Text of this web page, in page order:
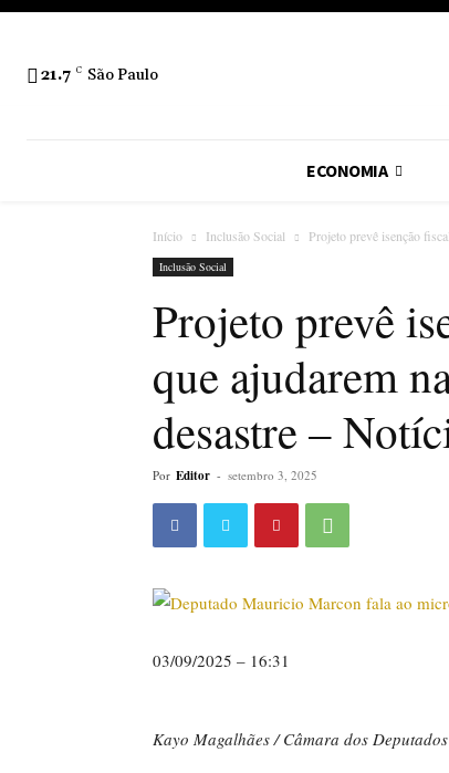
21.7 C São Paulo
ECONOMIA
Início Inclusão Social Projeto prevê isenção
Inclusão Social
Projeto prevê
que ajudarem
desastre –
Por Editor - setembro 3, 2025
03/09/2025 – 16:31
Kayo Magalhães / Câmara dos Deputados